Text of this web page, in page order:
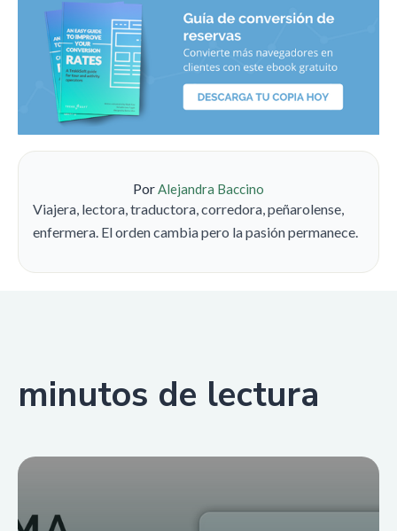
PorAlejandra Baccino
Viajera, lectora, traductora, corredora, peñarolense,
enfermera. El orden cambia pero la pasión permanece.
minutos de lectura